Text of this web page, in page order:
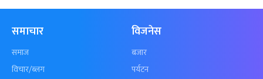
समाचार
समाज
विचार/ब्लग
विजनेस
बजार
पर्यटन